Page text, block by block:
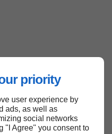
priority
user experience by
ads, as well as
social networks
"I Agree" you consent to
page